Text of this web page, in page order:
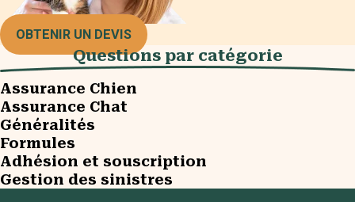
OBTENIR UN DEVIS
Questions par catégorie​
Assurance Chien
Assurance Chat
Généralités
Formules
Adhésion et souscription
Gestion des sinistres